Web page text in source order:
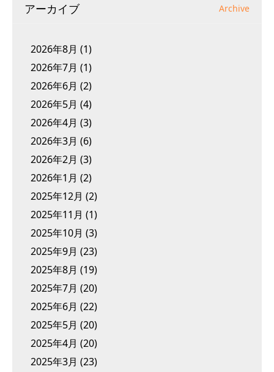
アーカイブ Archive
2026年8月 (1)
2026年7月 (1)
2026年6月 (2)
2026年5月 (4)
2026年4月 (3)
2026年3月 (6)
2026年2月 (3)
2026年1月 (2)
2025年12月 (2)
2025年11月 (1)
2025年10月 (3)
2025年9月 (23)
2025年8月 (19)
2025年7月 (20)
2025年6月 (22)
2025年5月 (20)
2025年4月 (20)
2025年3月 (23)